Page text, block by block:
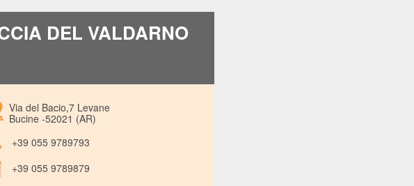
DEL VALDARNO
Via del Bacio,7 Levane
Bucine -52021 (AR)
+39 055 9789793
+39 055 9789879